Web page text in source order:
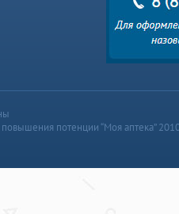
потенции “Моя аптека”